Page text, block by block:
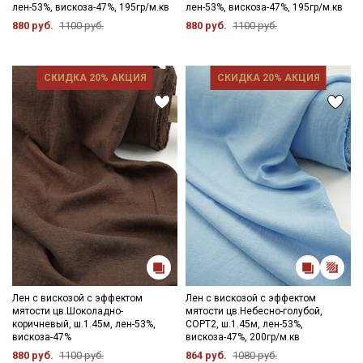
проутюжильник на минимальном режиме утюга.
зависимости от партии.
Внимание! На ткани встречаются утолщения нитей. Ширина
ткани ±2см.
Просим учитывать данную особенность ткани при заказа.
лен-53%, вискоза-47%, 195гр/м.кв
880 руб. 1100 руб.
лен-53%, вискоза-47%, 195гр/м.кв
880 руб. 1100 руб.
СКИДКА 20% АКЦИЯ
Лен с вискозой с эффектом
мятости цв.Шоколадно-
коричневый, ш.1.45м, лен-53%,
вискоза-47%
880 руб. 1100 руб.
СКИДКА 20% АКЦИЯ
Лен с вискозой с эффектом
мятости цв.Небесно-голубой,
СОРТ2, ш.1.45м, лен-53%,
вискоза-47%, 200гр/м.кв
864 руб. 1080 руб.